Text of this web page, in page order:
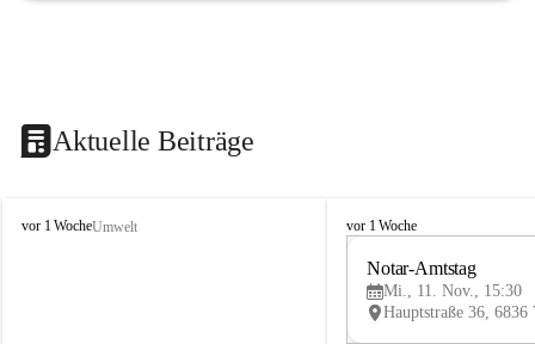
Aktuelle Beiträge
V
vor 1 WocheUmwelt
V
vor 1 Woche
Notar-Amtstag
Mi., 11. Nov., 15:30